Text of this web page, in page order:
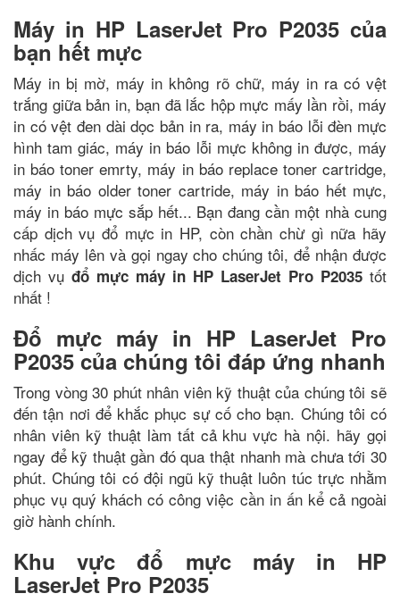
Máy in HP LaserJet Pro P2035 của
bạn hết mực
Máy in bị mờ, máy in không rõ chữ, máy in ra có vệt
trắng giữa bản in, bạn đã lắc hộp mực mấy lần rồi, máy
in có vệt đen dài dọc bản in ra, máy in báo lỗi đèn mực
hình tam giác, máy in báo lỗi mực không in được, máy
in báo toner emrty, máy in báo replace toner cartridge,
máy in báo older toner cartride, máy in báo hết mực,
máy in báo mực sắp hết... Bạn đang cần một nhà cung
cấp dịch vụ đổ mực in HP, còn chần chừ gì nữa hãy
nhấc máy lên và gọi ngay cho chúng tôi, để nhận được
dịch vụ đổ mực máy in HP LaserJet Pro P2035 tốt
nhất !
Đổ mực máy in HP LaserJet Pro
P2035 của chúng tôi đáp ứng nhanh
Trong vòng 30 phút nhân viên kỹ thuật của chúng tôi sẽ
đến tận nơi để khắc phục sự cố cho bạn. Chúng tôi có
nhân viên kỹ thuật làm tất cả khu vực hà nội. hãy gọi
ngay để kỹ thuật gần đó qua thật nhanh mà chưa tới 30
phút. Chúng tôi có đội ngũ kỹ thuật luôn túc trực nhằm
phục vụ quý khách có công việc cần in ấn kể cả ngoài
giờ hành chính.
Khu vực đổ mực máy in HP
LaserJet Pro P2035